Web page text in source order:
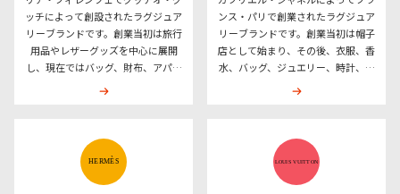
います。控えめながらも存在感を放
つデザインは、時代を超えて愛され
続けており、フォクシーは「大人の
女性の理想」を叶えるブランドとし
て高い評価を得ています。
インから手頃な価格のプレイライ
ン、香水や小物まで多岐にわたりま
す。独自の視点と美学を持つコムデ
ギャルソンは、性別や国境を越えて
支持される革新的なブランドです。
ッチによって創設されたラグジュア
リーブランドです。創業当初は旅行
用品やレザーグッズを中心に展開
し、現在ではバッグ、財布、アパレ
ト、バンブーハンドルなどが知られ
ています。イタリアのクラフトマン
シップを背景に、伝統的なレザー製
ンス・パリで創業されたラグジュア
リーブランドです。創業当初は帽子
店として始まり、その後、衣服、香
水、バッグ、ジュエリー、時計、化
ップ、カメリア、ダブルCロゴなどが
知られています。現在は、オートク
チュール、プレタポルテ、バッグ、